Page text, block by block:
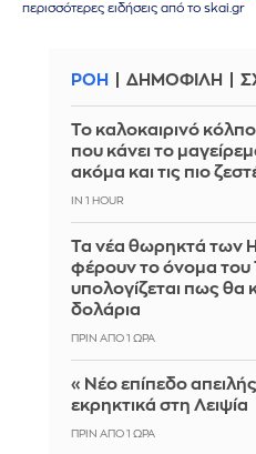
περισσότερες ειδήσεις από το skai.gr
ΡΟΗ ΔΗΜΟΦΙΛΗ
Το καλοκαιρινό
που κάνει το
ακόμα και τις πιο
IN 1 HOUR
Τα νέα θωρηκτά των
φέρουν το όνομα του
υπολογίζεται πως θα
δολάρια
ΠΡΙΝ ΑΠΌ 1 ΏΡΑ
«Νέο επίπεδο
εκρηκτικά στη Λειψία
ΠΡΙΝ ΑΠΌ 1 ΏΡΑ